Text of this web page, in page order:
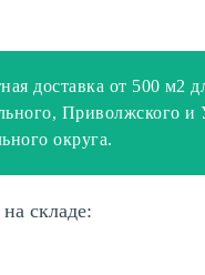
доставка от 500 м2
Приволжского и
округа.
складе: